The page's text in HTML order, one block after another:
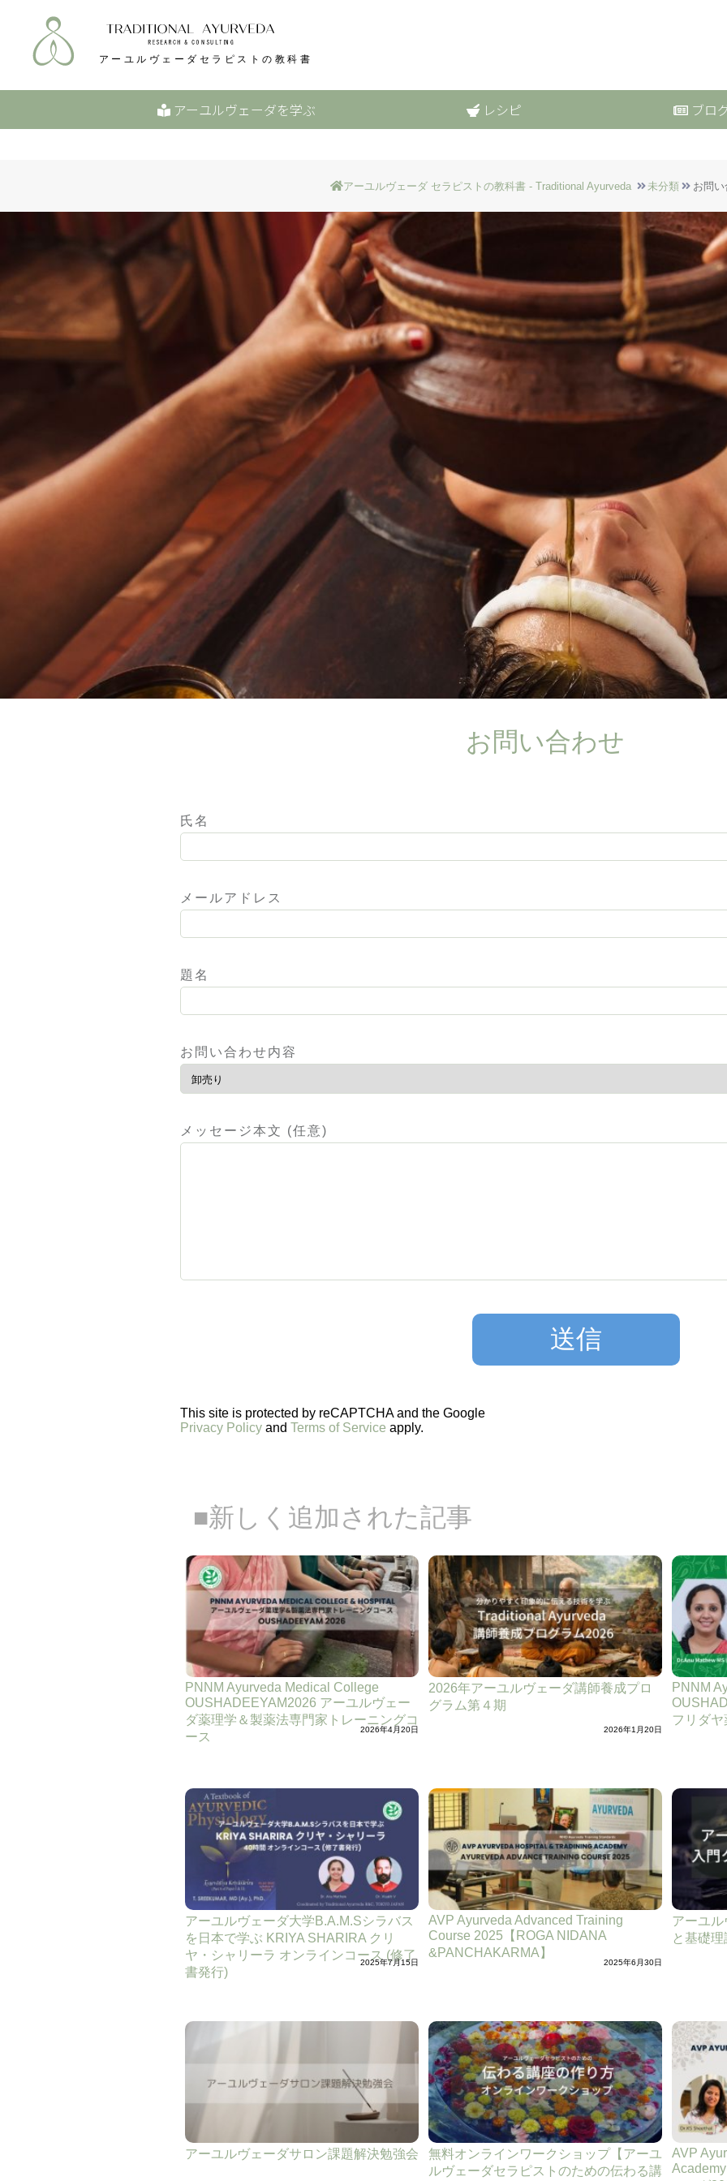
アーユルヴェーダを学ぶ レシピ ブロ
アーユルヴェーダ セラピストの教科書 - Traditional Ayurveda 未分類 お問
お問い合わせ
氏名
メールアドレス
題名
お問い合わせ内容
メッセージ本文 (任意)
This site is protected by reCAPTCHA and the Google
Privacy Policy and Terms of Service apply.
■新しく追加された記事
PNNM Ayurveda Medical College
OUSHADEEYAM2026 アーユルヴェー
ダ薬理学＆製薬法専門家トレーニングコ
ース
2026年4月20日
2026年アーユルヴェーダ講師養成プロ
グラム第４期
2026年1月20日
PNNM
フリダ
アーユルヴェーダ大学B.A.M.Sシラバス
を日本で学ぶ KRIYA SHARIRA クリ
ヤ・シャリーラ オンラインコース (修了
書発行)
2025年7月15日
AVP Ayurveda Advanced Training
Course 2025【ROGA NIDANA
&PANCHAKARMA】
2025年6月30日
アーユル
と基礎理
アーユルヴェーダサロン課題解決勉強会
無料オンラインワークショップ【アーユ
ルヴェーダセラピストのための伝わる講
AVP